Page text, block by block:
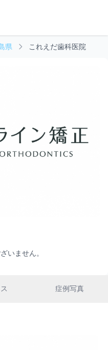
県 これえだ歯科医院
いません。
症例写真